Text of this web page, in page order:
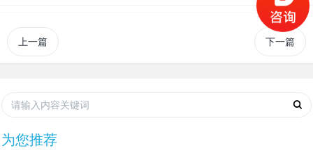
上一篇 下一篇
为您推荐